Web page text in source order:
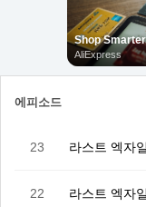
에피소드
23 라스트 엑자
22 라스트 엑자